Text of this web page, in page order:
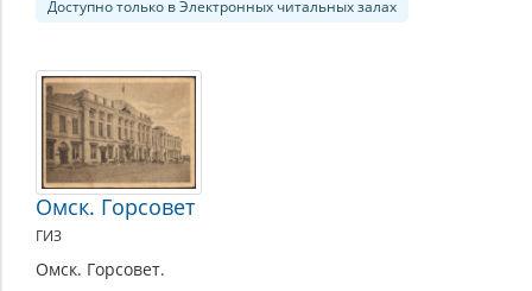
Доступно только в Электронных читальных залах
Омск. Горсовет
ГИЗ
Омск. Горсовет.